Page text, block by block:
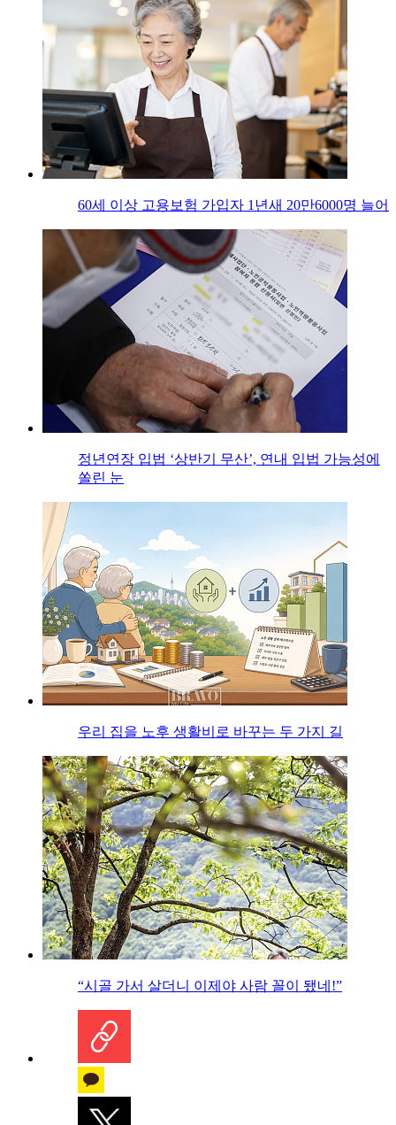
60세 이상 고용보험 가입자 1년새 20만6000명 늘어
정년연장 입법 ‘상반기 무산’, 연내 입법 가능성에
쏠린 눈
우리 집을 노후 생활비로 바꾸는 두 가지 길
“시골 가서 살더니 이제야 사람 꼴이 됐네!”